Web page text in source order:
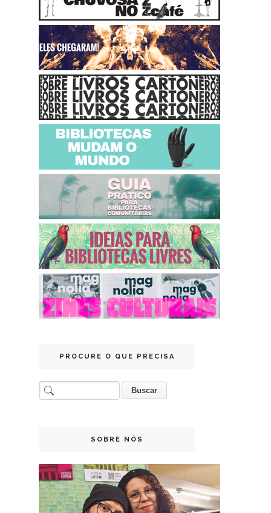
PROCURE O QUE PRECISA
SOBRE NÓS